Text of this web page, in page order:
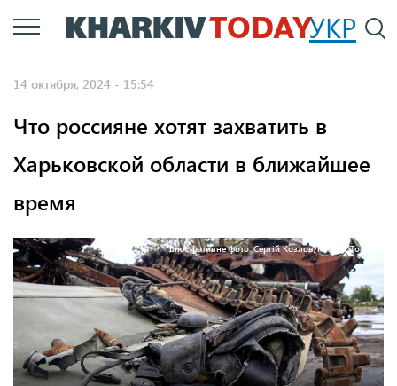
Перейти
к
УКР
14 октября, 2024 - 15:54
Что россияне хотят захватить в
Харьковской области в ближайшее
время
Ілюстративне фото: Сергій Козлов/Kharkiv Today.